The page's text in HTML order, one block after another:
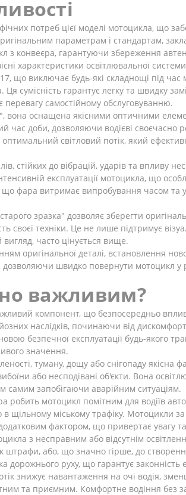
потреб цієї моделі мотоцикла, що
параметрам і стандартам,
конвеєра, гарантуючи збереження
характеристики освітлювальної
що виключає будь-які складнощі під час
сумісність гарантує легку та швидку
перевагу самостійному обслуговуванню.
оснащена якісними оптичними
доби, дозволяючи водієві своєчасно
світловий потік, який
стійких до вібрацій, ударів та впливу
експлуатації мотоцикла, що
що фара витримає випробування часом та
зразка" дозволяє зберегти
техніки. Це не лише підтримує
часто цінується вище.
оригінальної деталі, встановлення
дозволяючи швидко повернути мотоцикл у
важливим?
компонент, що безпосередньо
наслідків, починаючи від
безпечної експлуатації будь-якого
значення.
туману, дощу або снігопаду якісна
або несподівані об'єкти. Вона
самим запобігаючи аварійним ситуаціям.
мотоцикл помітним для водіїв
щільному міському трафіку. Мотоцикли
фактором, що привертає увагу
з несправним або відсутнім
штрафи, або, що значно гірше, до
руху, що гарантує законність
знижує навантаження на очі водія,
та приємним. Комфортне водіння без